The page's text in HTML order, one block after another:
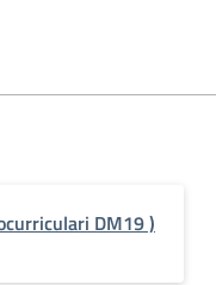
DM19 )